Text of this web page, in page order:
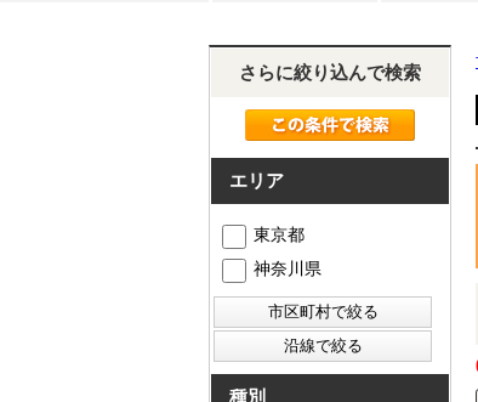
さらに絞り込んで検索
エリア
東京都
神奈川県
種別